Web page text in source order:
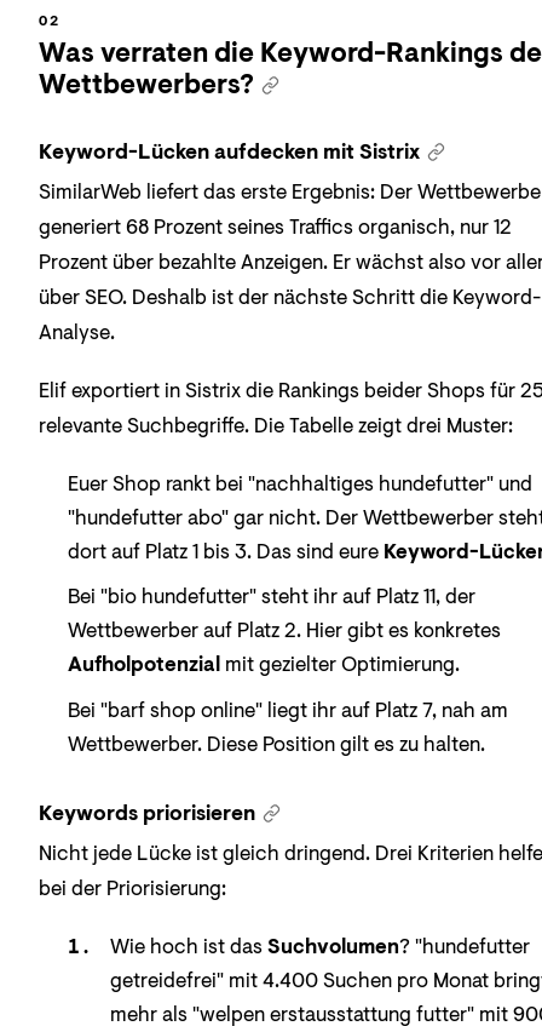
Was verraten die Keyword-Rankings
Wettbewerbers?
Keyword-Lücken aufdecken mit Sistrix
SimilarWeb liefert das erste Ergebnis: Der
generiert 68 Prozent seines Traffics organisch, nur 12
Prozent über bezahlte Anzeigen. Er wächst also vor
über SEO. Deshalb ist der nächste Schritt die Keyword-
Analyse.
Elif exportiert in Sistrix die Rankings beider Shops für
relevante Suchbegriffe. Die Tabelle zeigt drei Muster:
Euer Shop rankt bei "nachhaltiges hundefutter" und
"hundefutter abo" gar nicht. Der Wettbewerber
dort auf Platz 1 bis 3. Das sind eure Keyword-
Bei "bio hundefutter" steht ihr auf Platz 11, der
Wettbewerber auf Platz 2. Hier gibt es konkretes
Aufholpotenzial mit gezielter Optimierung.
Bei "barf shop online" liegt ihr auf Platz 7, nah am
Wettbewerber. Diese Position gilt es zu halten.
Keywords priorisieren
Nicht jede Lücke ist gleich dringend. Drei Kriterien
bei der Priorisierung:
Wie hoch ist dasSuchvolumen? "hundefutter
getreidefrei" mit 4.400 Suchen pro Monat
mehr als "welpen erstausstattung futter" mit